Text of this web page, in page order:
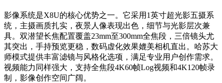
影像系统是X8U的核心优势之一。它采用1英寸超光影五摄系
统，主摄画质扎实，夜景人像表现出色，细节与光影层次兼
具。双潜望长焦配置覆盖23mm至300mm全焦段，三倍镜头尤
其突出，手持预览更稳，数码虚化效果媲美相机直出。哈苏大
师模式提供丰富滤镜与风格化选项，满足专业用户创作需求。
视频能力同样强大，支持全焦段4K60帧Log视频和4K120帧录
制，影像创作空间广阔。